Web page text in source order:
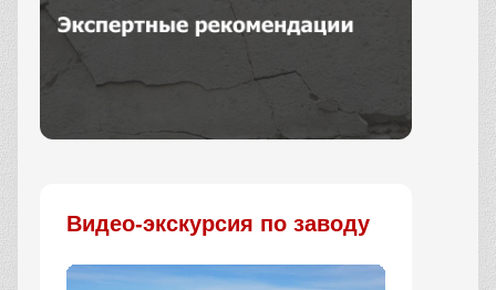
Видео-экскурсия по заводу